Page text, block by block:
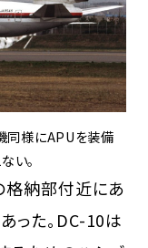
同様にAPUを装備
い。
納部付近にあ
った。DC-10は